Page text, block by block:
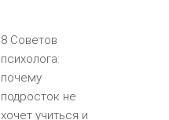
8 Советов
психолога:
почему
подросток не
хочет учиться и